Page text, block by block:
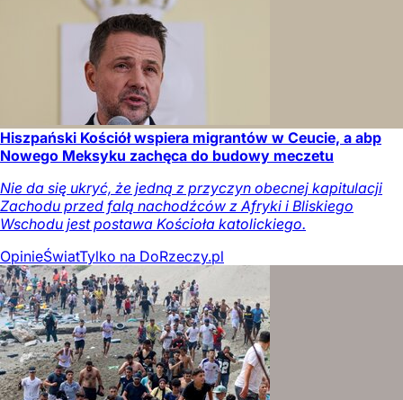
Hiszpański Kościół wspiera migrantów w Ceucie, a abp
Nowego Meksyku zachęca do budowy meczetu
Nie da się ukryć, że jedną z przyczyn obecnej kapitulacji
Zachodu przed falą nachodźców z Afryki i Bliskiego
Wschodu jest postawa Kościoła katolickiego.
OpinieŚwiatTylko na DoRzeczy.pl